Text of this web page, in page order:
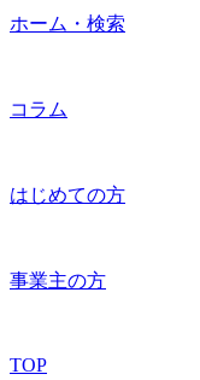
ホーム・検索
コラム
はじめての方
事業主の方
TOP